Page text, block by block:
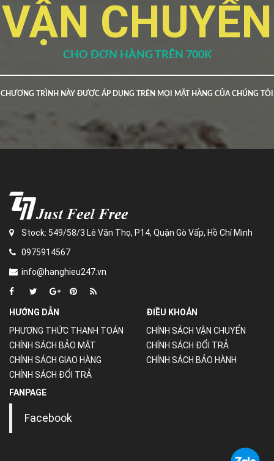
VẬN CHUYỂN
CHO ĐƠN HÀNG TRÊN 700K
CHƯƠNG TRÌNH NÀY ĐƯỢC ÁP DỤNG TRÊN MỌI MẶT HÀNG CỦA CHÚNG TÔI
Stock: 549/58/3 Lê Văn Thọ, P14, Quận Gò Vấp, Hồ Chí Minh
0975914567
info@hanghieu247.vn
HƯỚNG DẪN
PHƯƠNG THỨC THANH TOÁN
CHÍNH SÁCH BẢO MẬT
CHÍNH SÁCH GIAO HÀNG
CHÍNH SÁCH ĐỔI TRẢ
ĐIỀU KHOẢN
CHÍNH SÁCH VẬN CHUYỂN
CHÍNH SÁCH ĐỔI TRẢ
CHÍNH SÁCH BẢO HÀNH
FANPAGE
Facebook